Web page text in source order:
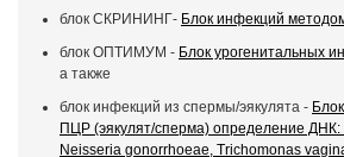
блок СКРИНИНГ- Блок инфекций
блок ОПТИМУМ - Блок урогенитальных
а также
блок инфекций из спермы/эякулята -
ПЦР (эякулят/сперма) определение
Neisseria gonorrhoeae, Trichomonas